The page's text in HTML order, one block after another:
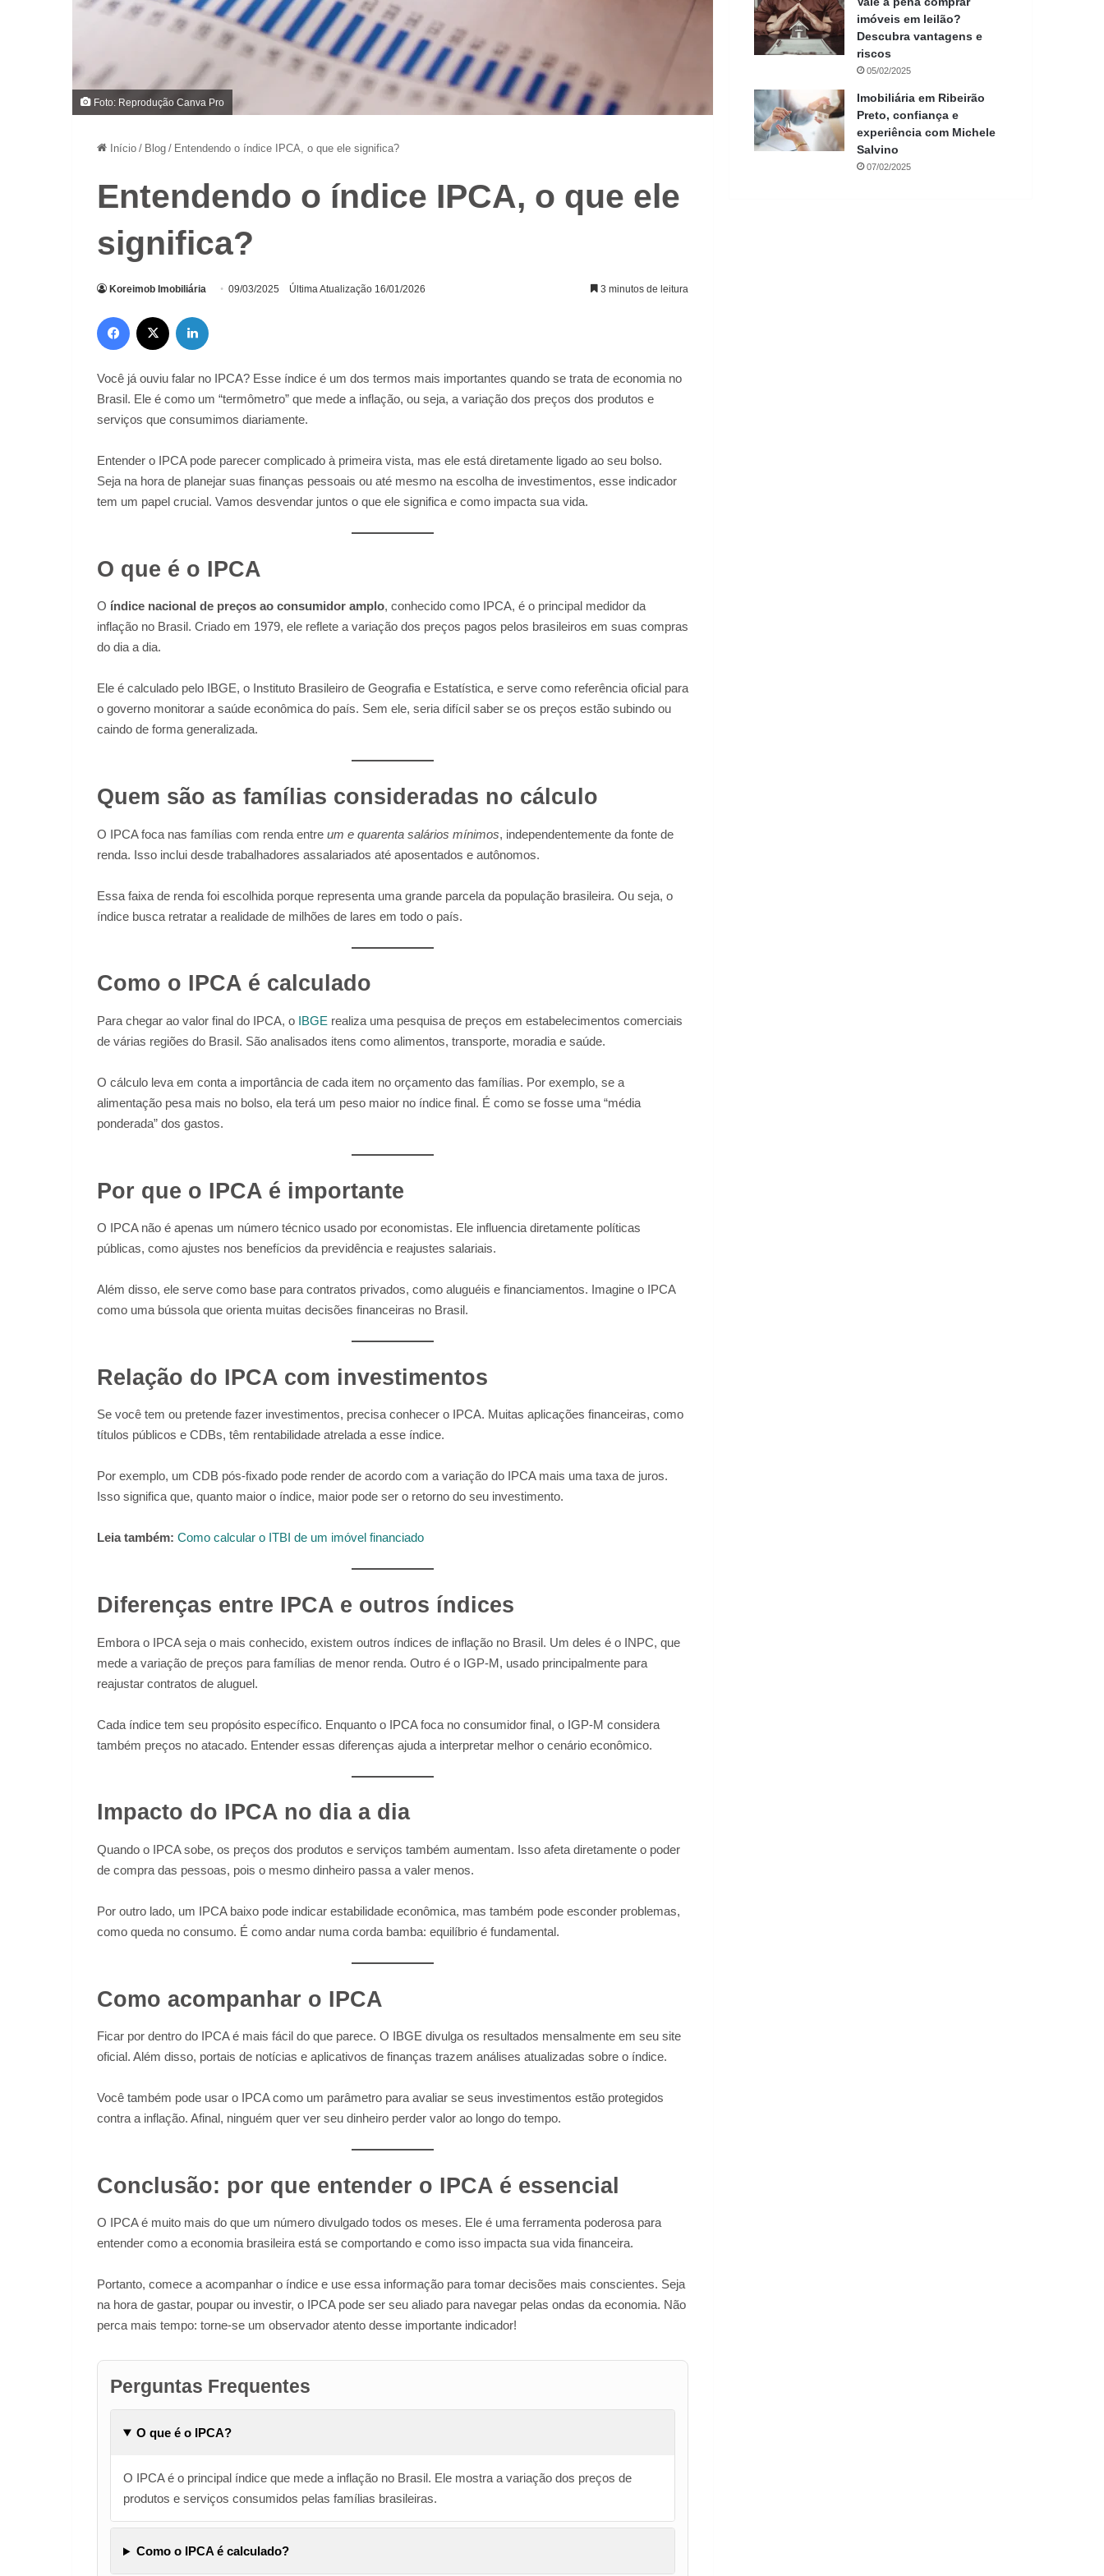
Foto: Reprodução Canva Pro
Início / Blog / Entendendo o índice IPCA, o que ele significa?
Entendendo o índice IPCA, o que ele
significa?
Koreimob Imobiliária 09/03/2025 Última Atualização 16/01/2026 3 minutos de leitura
Facebook
Você já ouviu falar no IPCA? Esse índice é um dos termos mais importantes quando se trata de economia no
Brasil. Ele é como um “termômetro” que mede a inflação, ou seja, a variação dos preços dos produtos e
serviços que consumimos diariamente.
Entender o IPCA pode parecer complicado à primeira vista, mas ele está diretamente ligado ao seu bolso.
Seja na hora de planejar suas finanças pessoais ou até mesmo na escolha de investimentos, esse indicador
tem um papel crucial. Vamos desvendar juntos o que ele significa e como impacta sua vida.
O que é o IPCA
O índice nacional de preços ao consumidor amplo, conhecido como IPCA, é o principal medidor da
inflação no Brasil. Criado em 1979, ele reflete a variação dos preços pagos pelos brasileiros em suas compras
do dia a dia.
Ele é calculado pelo IBGE, o Instituto Brasileiro de Geografia e Estatística, e serve como referência oficial para
o governo monitorar a saúde econômica do país. Sem ele, seria difícil saber se os preços estão subindo ou
caindo de forma generalizada.
Quem são as famílias consideradas no cálculo
O IPCA foca nas famílias com renda entre um e quarenta salários mínimos, independentemente da fonte de
renda. Isso inclui desde trabalhadores assalariados até aposentados e autônomos.
Essa faixa de renda foi escolhida porque representa uma grande parcela da população brasileira. Ou seja, o
índice busca retratar a realidade de milhões de lares em todo o país.
Como o IPCA é calculado
Para chegar ao valor final do IPCA, o IBGE realiza uma pesquisa de preços em estabelecimentos comerciais
de várias regiões do Brasil. São analisados itens como alimentos, transporte, moradia e saúde.
O cálculo leva em conta a importância de cada item no orçamento das famílias. Por exemplo, se a
alimentação pesa mais no bolso, ela terá um peso maior no índice final. É como se fosse uma “média
ponderada” dos gastos.
Por que o IPCA é importante
O IPCA não é apenas um número técnico usado por economistas. Ele influencia diretamente políticas
públicas, como ajustes nos benefícios da previdência e reajustes salariais.
Além disso, ele serve como base para contratos privados, como aluguéis e financiamentos. Imagine o IPCA
como uma bússola que orienta muitas decisões financeiras no Brasil.
Relação do IPCA com investimentos
Se você tem ou pretende fazer investimentos, precisa conhecer o IPCA. Muitas aplicações financeiras, como
títulos públicos e CDBs, têm rentabilidade atrelada a esse índice.
Por exemplo, um CDB pós-fixado pode render de acordo com a variação do IPCA mais uma taxa de juros.
Isso significa que, quanto maior o índice, maior pode ser o retorno do seu investimento.
Leia também: Como calcular o ITBI de um imóvel financiado
Diferenças entre IPCA e outros índices
Embora o IPCA seja o mais conhecido, existem outros índices de inflação no Brasil. Um deles é o INPC, que
mede a variação de preços para famílias de menor renda. Outro é o IGP-M, usado principalmente para
reajustar contratos de aluguel.
Cada índice tem seu propósito específico. Enquanto o IPCA foca no consumidor final, o IGP-M considera
também preços no atacado. Entender essas diferenças ajuda a interpretar melhor o cenário econômico.
Impacto do IPCA no dia a dia
Quando o IPCA sobe, os preços dos produtos e serviços também aumentam. Isso afeta diretamente o poder
de compra das pessoas, pois o mesmo dinheiro passa a valer menos.
Por outro lado, um IPCA baixo pode indicar estabilidade econômica, mas também pode esconder problemas,
como queda no consumo. É como andar numa corda bamba: equilíbrio é fundamental.
Como acompanhar o IPCA
Ficar por dentro do IPCA é mais fácil do que parece. O IBGE divulga os resultados mensalmente em seu site
oficial. Além disso, portais de notícias e aplicativos de finanças trazem análises atualizadas sobre o índice.
Você também pode usar o IPCA como um parâmetro para avaliar se seus investimentos estão protegidos
contra a inflação. Afinal, ninguém quer ver seu dinheiro perder valor ao longo do tempo.
Conclusão: por que entender o IPCA é essencial
O IPCA é muito mais do que um número divulgado todos os meses. Ele é uma ferramenta poderosa para
entender como a economia brasileira está se comportando e como isso impacta sua vida financeira.
Portanto, comece a acompanhar o índice e use essa informação para tomar decisões mais conscientes. Seja
na hora de gastar, poupar ou investir, o IPCA pode ser seu aliado para navegar pelas ondas da economia. Não
perca mais tempo: torne-se um observador atento desse importante indicador!
Perguntas Frequentes
O que é o IPCA?
O IPCA é o principal índice que mede a inflação no Brasil. Ele mostra a variação dos preços de
produtos e serviços consumidos pelas famílias brasileiras.
Como o IPCA é calculado?
imóveis em leilão?
Descubra vantagens e
riscos
05/02/2025
Imobiliária em Ribeirão
Preto, confiança e
experiência com Michele
Salvino
07/02/2025